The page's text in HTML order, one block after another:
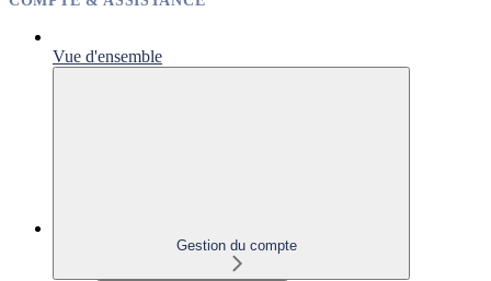
Vue d'ensemble
Gestion du compte